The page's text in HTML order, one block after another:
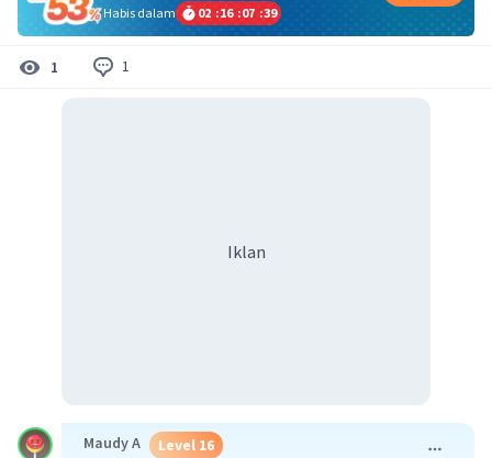
Habis dalam
02 :16 :07 :38
1 1
Iklan
Maudy A Level 16